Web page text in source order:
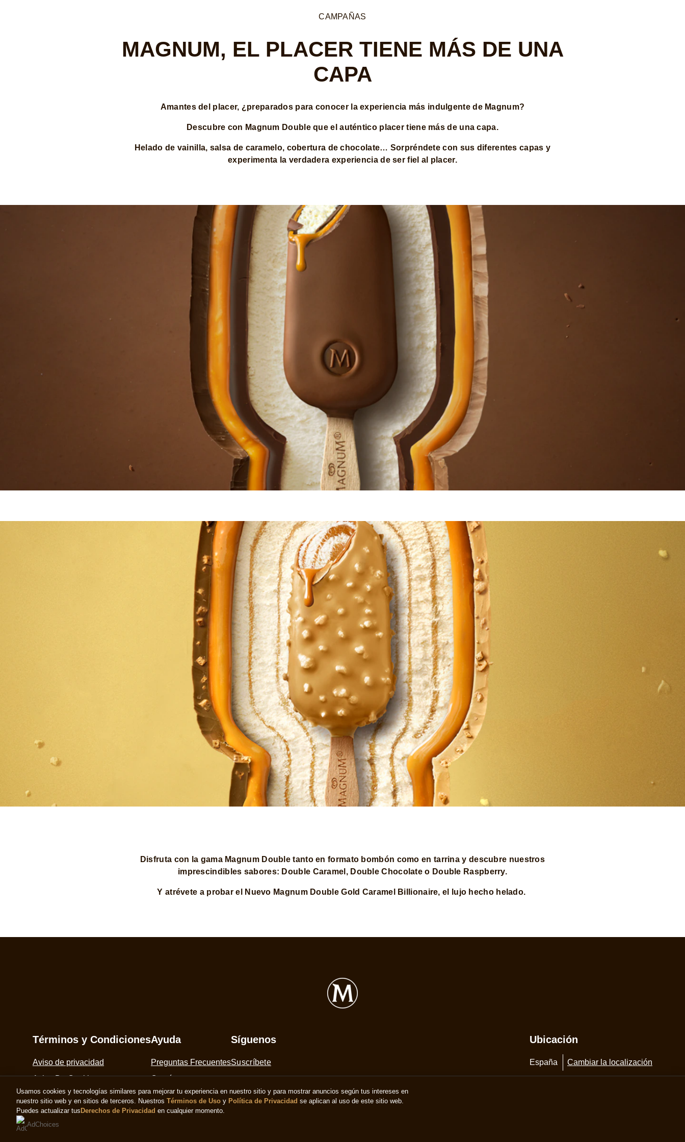
CAMPAÑAS
MAGNUM, EL PLACER TIENE MÁS DE UNA
CAPA
Amantes del placer, ¿preparados para conocer la experiencia más indulgente de Magnum?
Descubre con Magnum Double que el auténtico placer tiene más de una capa.
Helado de vainilla, salsa de caramelo, cobertura de chocolate… Sorpréndete con sus diferentes capas y
experimenta la verdadera experiencia de ser fiel al placer.
Disfruta con la gama Magnum Double tanto en formato bombón como en tarrina y descubre nuestros
imprescindibles sabores: Double Caramel, Double Chocolate o Double Raspberry.
Y atrévete a probar el Nuevo Magnum Double Gold Caramel Billionaire, el lujo hecho helado.
Términos y Condiciones
Aviso de privacidad
Aviso De Cookies
Aviso legal
Accesibilidad
Ayuda
Preguntas Frecuentes
Contáctanos
Mapa Del Sitio
Síguenos
Suscríbete
Ubicación
España Cambiar la localización
Usamos cookies y tecnologías similares para mejorar tu experiencia en nuestro sitio y para mostrar anuncios según tus intereses en
nuestro sitio web y en sitios de terceros. Nuestros Términos de Uso y Política de Privacidad se aplican al uso de este sitio web.
Puedes actualizar tus Derechos de Privacidad en cualquier momento.
AdChoices